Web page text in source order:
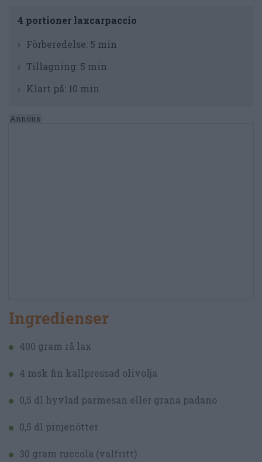
4 portioner laxcarpaccio
Förberedelse: 5 min
Tillagning: 5 min
Klart på: 10 min
Ingredienser
400 gram rå lax
4 msk fin kallpressad olivolja
0,5 dl hyvlad parmesan eller grana padano
0,5 dl pinjenötter
30 gram ruccola (valfritt)